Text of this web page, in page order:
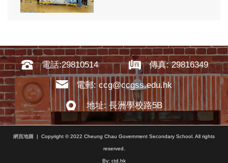
長洲沙灘競技賽2025
30/09/2025
中秋花燈紮作比賽
05/07/2025
2025 離島區傑出學生選舉
27/06/2025
第十一屆「文裕盃」全港校際徵文大賽202...
23/05/2026
平安號及守護動物維港游
23/05/2026
電話:29810514 傳真: 29816349
電郵: ccg@ccgss.edu.hk
地址: 長洲學校路5B
網頁地圖 | Copyright © 2022 Cheung Chau Government Secondary School. All rights
reserved.
By: ctd.hk